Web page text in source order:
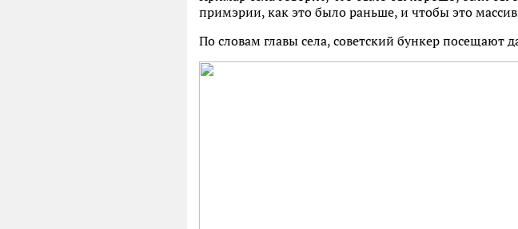
примэрии, как это было раньше, и чтобы это
По словам главы села, советский бункер посещают